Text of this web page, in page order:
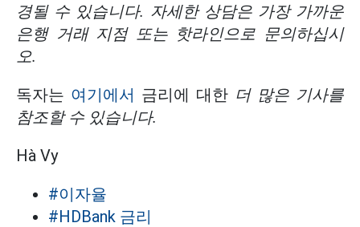
경될 수 있습니다. 자세한 상담은 가장 가까운
은행 거래 지점 또는 핫라인으로 문의하십시
오.
독자는 여기에서 금리에 대한 더 많은 기사를
참조할 수있습니다.
Hà Vy
#이자율
#HDBank 금리